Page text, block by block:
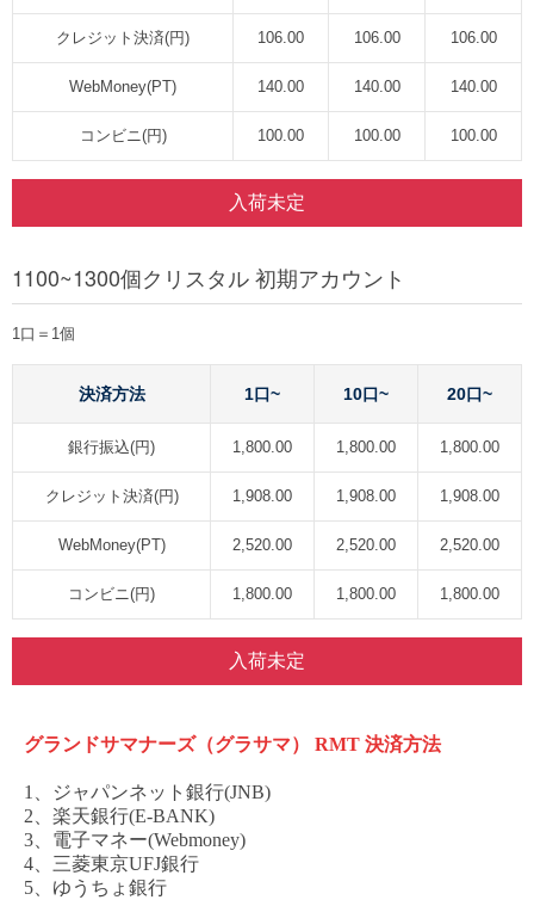
クレジット決済(円) 106.00 106.00 106.00
WebMoney(PT) 140.00 140.00 140.00
コンビニ(円) 100.00 100.00 100.00
入荷未定
1100~1300個クリスタル 初期アカウント
1口＝1個
決済方法 1口~ 10口~ 20口~
銀行振込(円) 1,800.00 1,800.00 1,800.00
クレジット決済(円) 1,908.00 1,908.00 1,908.00
WebMoney(PT) 2,520.00 2,520.00 2,520.00
コンビニ(円) 1,800.00 1,800.00 1,800.00
入荷未定
グランドサマナーズ（グラサマ） RMT 決済方法
1、ジャパンネット銀行(JNB)
2、楽天銀行(E-BANK)
3、電子マネー(Webmoney)
4、三菱東京UFJ銀行
5、ゆうちょ銀行